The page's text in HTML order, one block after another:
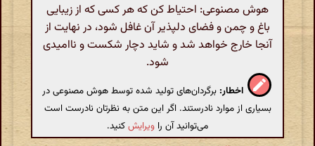
هوش مصنوعی: احتیاط کن که هر کسی که از زیبایی
باغ و چمن و فضای دلپذیر آن غافل شود، در نهایت از
آنجا خارج خواهد شد و شاید دچار شکست و ناامیدی
شود.
اخطار: برگردان‌های تولید شده توسط هوش مصنوعی در
بسیاری از موارد نادرستند. اگر این متن به نظرتان نادرست است
می‌توانید آن را ویرایشکنید.